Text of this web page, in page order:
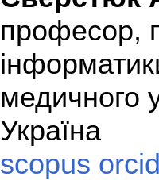
професор,
медичного
Україна
scopus